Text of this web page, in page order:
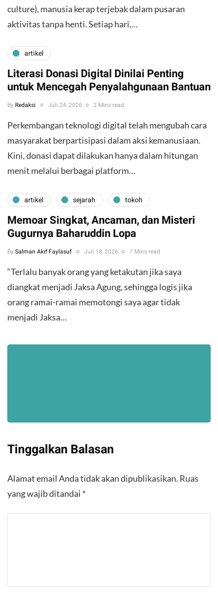
culture), manusia kerap terjebak dalam pusaran
aktivitas tanpa henti. Setiap hari,…
artikel
Literasi Donasi Digital Dinilai Penting
untuk Mencegah Penyalahgunaan Bantuan
By Redaksi Juli 24, 2026 2 Mins read
Perkembangan teknologi digital telah mengubah cara
masyarakat berpartisipasi dalam aksi kemanusiaan.
Kini, donasi dapat dilakukan hanya dalam hitungan
menit melalui berbagai platform…
artikel sejarah tokoh
Memoar Singkat, Ancaman, dan Misteri
Gugurnya Baharuddin Lopa
By Salman Akif Faylasuf Juli 18, 2026 7 Mins read
“Terlalu banyak orang yang ketakutan jika saya
diangkat menjadi Jaksa Agung, sehingga logis jika
orang ramai-ramai memotongi saya agar tidak
menjadi Jaksa…
Tinggalkan Balasan
Alamat email Anda tidak akan dipublikasikan. Ruas
yang wajib ditandai *